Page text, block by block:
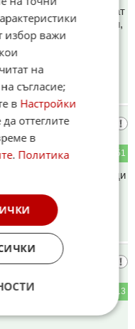
мигранти се ползват
Социални помощи,
не смеят да ги
вършат. На
51
трябва да бъде; -Поради
по
роби
13
избор важи
на
съгласие;
в Настройки
оттеглите
в
. Политика